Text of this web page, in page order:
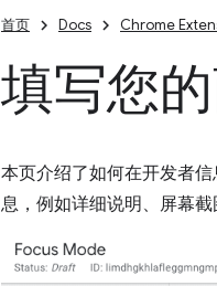
首页 Docs Chrome
填写您
本页介绍了如何在开发者
息，例如详细说明、屏幕截